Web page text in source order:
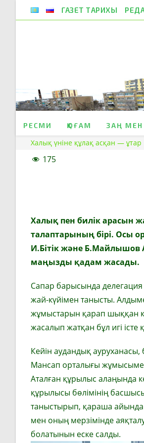
ГАЗЕТ ТАРИХЫ
РЕСМИ ҚОҒАМ ЗАҢ МЕН
Халық үніне құлақ асқан — ұтар
175
Халық пен билік арасын
талаптарының бірі. Осы
И.Бітікжәне Б.Майлышов
маңызды қадам жасады.
Сапар барысында
жай-күйімен танысты.
жұмыстарын қарап шыққан
жасалып жатқан бұл игі
Кейін аудандық
Мансап орталығы жұмысымен
Аталған құрылыс алаңында
құрылысы бөлімінің
таныстырып, қараша айында
мен оның мерзімінде
болатынын еске салды.